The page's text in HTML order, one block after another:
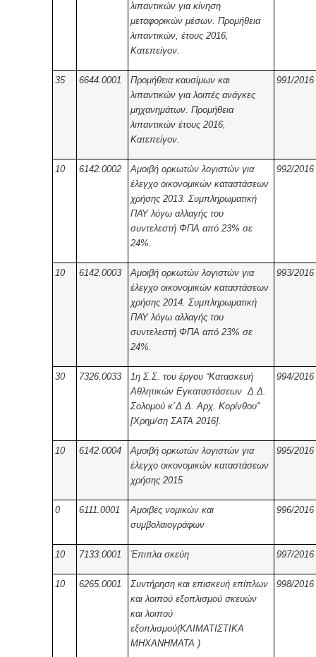
λιπαντικών για κίνηση
μεταφορικών μέσων. Προμήθεια
λιπαντικών, έτους 2016,
Κατεπείγον.
35 6644.0001
Προμήθεια καυσίμων και
λιπαντικών για λοιπές ανάγκες
μηχανημάτων. Προμήθεια
λιπαντικών έτους 2016,
Κατεπείγον.
991/2016
10 6142.0002
Αμοιβή ορκωτών λογιστών για
έλεγχο οικονομικών καταστάσεων
χρήσης 2013. Συμπληρωματική
ΠΑΥ λόγω αλλαγής του
συντελεστή ΦΠΑ από 23% σε
24%.
992/2016
10 6142.0003
Αμοιβή ορκωτών λογιστών για
έλεγχο οικονομικών καταστάσεων
χρήσης 2014. Συμπληρωματική
ΠΑΥ λόγω αλλαγής του
συντελεστή ΦΠΑ από 23% σε
24%.
993/2016
30 7326.0033
1η Σ.Σ. του έργου “Κατασκευή
Αθλητικών Εγκαταστάσεων Δ.Δ.
Σολομού κ΄Δ.Δ. Αρχ. Κορίνθου"
[Χρημ/ση ΣΑΤΑ 2016].
994/2016
10 6142.0004
Αμοιβή ορκωτών λογιστών για
έλεγχο οικονομικών καταστάσεων
χρήσης 2015
995/2016
0 6111.0001
Αμοιβές νομικών και
συμβολαιογράφων
996/2016
10 7133.0001 Έπιπλα σκεύη 997/2016
10 6265.0001
Συντήρηση και επισκευή επίπλων
και λοιπού εξοπλισμού σκευών
και λοιπού
εξοπλισμού(ΚΛΙΜΑΤΙΣΤΙΚΑ
ΜΗΧΑΝΗΜΑΤΑ )
998/2016